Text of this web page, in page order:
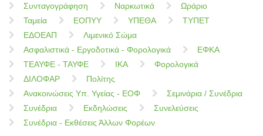
Συνταγογράφηση
Ναρκωτικά
Ωράριο
Ταμεία
ΕΟΠΥΥ ΥΠΕΘΑ
ΤΥΠΕΤ
ΕΔΟΕΑΠ
Λιμενικό Σώμα
Ασφαλιστικά - Εργοδοτικά - Φορολογικά
ΕΦΚΑ
ΤΕΑΥΦΕ - ΤΑΥΦΕ
ΙΚΑ
Φορολογικά
ΔΙΛΟΦΑΡ
Πολίτης
Ανακοινώσεις Υπ. Υγείας - ΕΟΦ
Σεμινάρια / Συνέδρια
Συνέδρια
Εκδηλώσεις
Συνελεύσεις
Συνέδρια - Εκθέσεις Άλλων Φορέων